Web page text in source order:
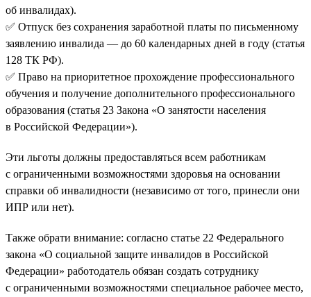
об инвалидах).
✅ Отпуск без сохранения заработной платы по письменному
заявлению инвалида — до 60 календарных дней в году (статья
128 ТК РФ).
✅ Право на приоритетное прохождение профессионального
обучения и получение дополнительного профессионального
образования (статья 23 Закона «О занятости населения
в Российской Федерации»).
Эти льготы должны предоставляться всем работникам
с ограниченными возможностями здоровья на основании
справки об инвалидности (независимо от того, принесли они
ИПР или нет).
Также обрати внимание: согласно статье 22 Федерального
закона «О социальной защите инвалидов в Российской
Федерации» работодатель обязан создать сотруднику
с ограниченными возможностями специальное рабочее место,